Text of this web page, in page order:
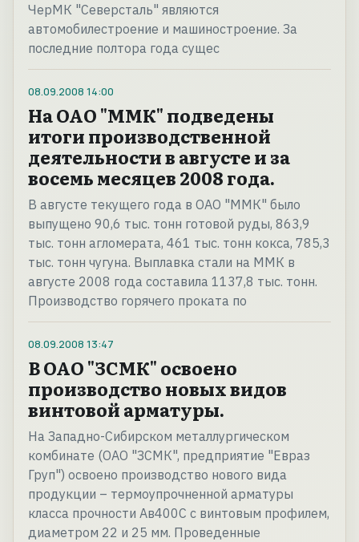
ЧерМК "Северсталь" являются
автомобилестроение и машиностроение. За
последние полтора года сущес
08.09.2008 14:00
На ОАО "ММК" подведены
итоги производственной
деятельности в августе и за
восемь месяцев 2008 года.
В августе текущего года в ОАО "ММК" было
выпущено 90,6 тыс. тонн готовой руды, 863,9
тыс. тонн агломерата, 461 тыс. тонн кокса, 785,3
тыс. тонн чугуна. Выплавка стали на ММК в
августе 2008 года составила 1137,8 тыс. тонн.
Производство горячего проката по
08.09.2008 13:47
В ОАО "ЗСМК" освоено
производство новых видов
винтовой арматуры.
На Западно-Сибирском металлургическом
комбинате (ОАО "ЗСМК", предприятие "Евраз
Груп") освоено производство нового вида
продукции – термоупрочненной арматуры
класса прочности Ав400С с винтовым профилем,
диаметром 22 и 25 мм. Проведенные